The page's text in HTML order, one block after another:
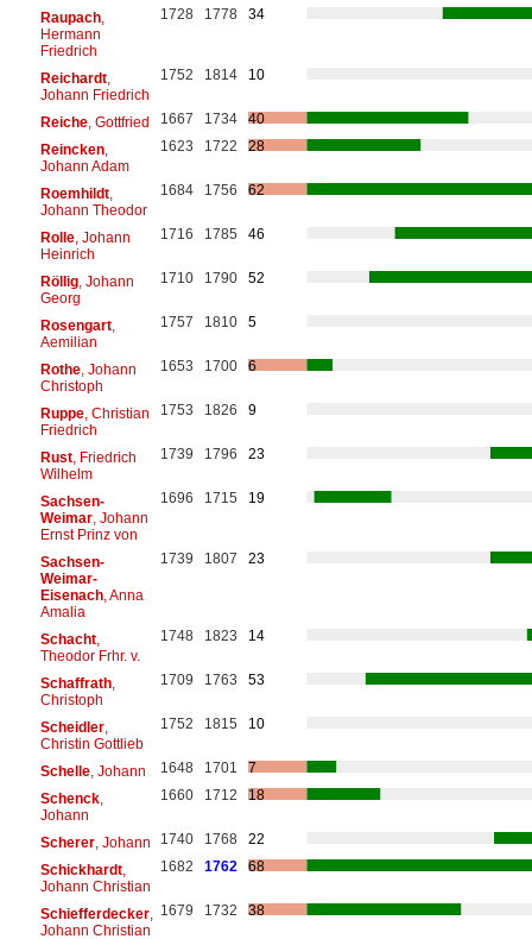
Raupach,
Hermann
Friedrich
1728 1778 34
Reichardt,
Johann Friedrich
1752 1814 10
Reiche, Gottfried 1667 1734
40
Reincken,
Johann Adam
1623 1722 28
Roemhildt,
Johann Theodor
1684 1756 62
Rolle, Johann
Heinrich
1716 1785 46
Röllig, Johann
Georg
1710 1790 52
Rosengart,
Aemilian
1757 1810 5
Rothe, Johann
Christoph
1653 1700 6
Ruppe, Christian
Friedrich
1753 1826 9
Rust, Friedrich
Wilhelm
1739 1796 23
Sachsen-
Weimar, Johann
Ernst Prinz von
1696 1715 19
Sachsen-
Weimar-
Eisenach, Anna
Amalia
1739 1807 23
Schacht,
Theodor Frhr. v.
1748 1823 14
Schaffrath,
Christoph
1709 1763 53
Scheidler,
Christin Gottlieb
1752 1815 10
Schelle, Johann 1648 1701
7
Schenck,
Johann
1660 1712 18
Scherer, Johann 1740 1768
22
Schickhardt,
Johann Christian
1682 1762 68
Schiefferdecker,
Johann Christian
1679 1732 38